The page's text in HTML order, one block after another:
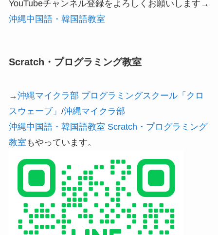
YouTubeチャンネル登録をよろしくお願いします→
沖縄中国語・韓国語教室
Scratch・プログラミング教室
→沖縄マイクラ部 プログラミングスクール「クロ
スウェーブ」 /沖縄マイクラ部
沖縄中国語・韓国語教室 Scratch・プログラミング
教室 もやっています。